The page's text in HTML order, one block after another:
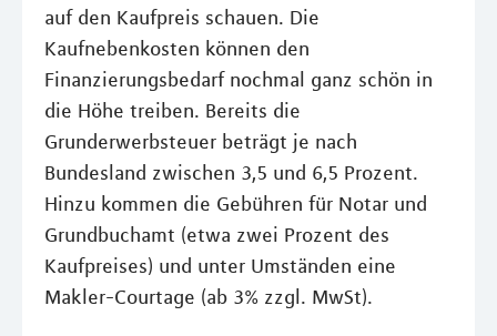
auf den Kaufpreis schauen. Die
Kaufnebenkosten können den
Finanzierungsbedarf nochmal ganz schön in
die Höhe treiben. Bereits die
Grunderwerbsteuer beträgt je nach
Bundesland zwischen 3,5 und 6,5 Prozent.
Hinzu kommen die Gebühren für Notar und
Grundbuchamt (etwa zwei Prozent des
Kaufpreises) und unter Umständen eine
Makler-Courtage (ab 3% zzgl. MwSt).